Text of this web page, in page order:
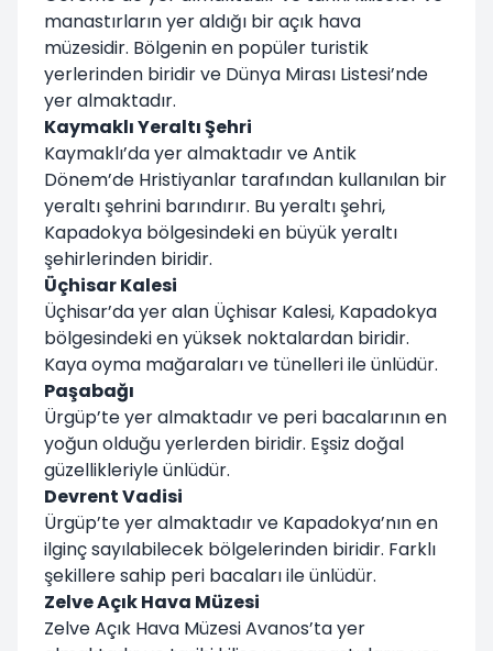
manastırların yer aldığı bir açık hava
müzesidir. Bölgenin en popüler turistik
yerlerinden biridir ve Dünya Mirası Listesi’nde
yer almaktadır.
Kaymaklı Yeraltı Şehri
Kaymaklı’da yer almaktadır ve Antik
Dönem’de Hristiyanlar tarafından kullanılan bir
yeraltı şehrini barındırır. Bu yeraltı şehri,
Kapadokya bölgesindeki en büyük yeraltı
şehirlerinden biridir.
Üçhisar Kalesi
Üçhisar’da yer alan Üçhisar Kalesi, Kapadokya
bölgesindeki en yüksek noktalardan biridir.
Kaya oyma mağaraları ve tünelleri ile ünlüdür.
Paşabağı
Ürgüp’te yer almaktadır ve peri bacalarının en
yoğun olduğu yerlerden biridir. Eşsiz doğal
güzellikleriyle ünlüdür.
Devrent Vadisi
Ürgüp’te yer almaktadır ve Kapadokya’nın en
ilginç sayılabilecek bölgelerinden biridir. Farklı
şekillere sahip peri bacaları ile ünlüdür.
Zelve Açık Hava Müzesi
Zelve Açık Hava Müzesi Avanos’ta yer